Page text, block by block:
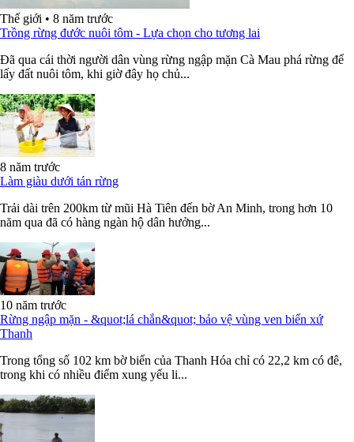
Thế giới • 8 năm trước
Trồng rừng đước nuôi tôm - Lựa chọn cho tương lai
Đã qua cái thời người dân vùng rừng ngập mặn Cà Mau phá rừng để
lấy đất nuôi tôm, khi giờ đây họ chủ...
8 năm trước
Làm giàu dưới tán rừng
Trải dài trên 200km từ mũi Hà Tiên đến bờ An Minh, trong hơn 10
năm qua đã có hàng ngàn hộ dân hưởng...
10 năm trước
Rừng ngập mặn - &quot;lá chắn&quot; bảo vệ vùng ven biển xứ
Thanh
Trong tổng số 102 km bờ biển của Thanh Hóa chỉ có 22,2 km có đê,
trong khi có nhiều điểm xung yếu li...